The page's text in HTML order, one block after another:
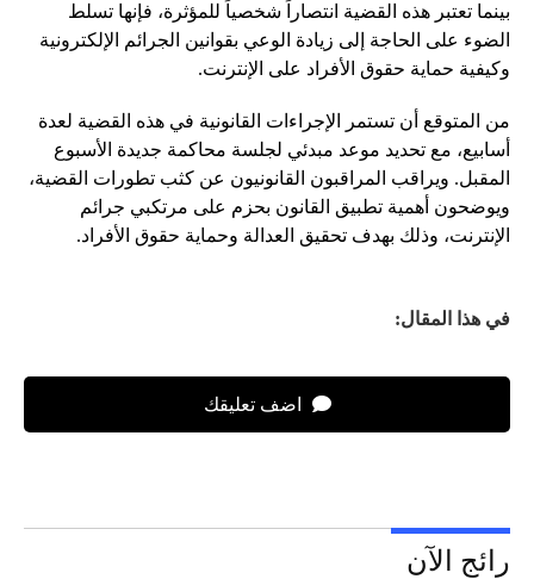
بينما تعتبر هذه القضية انتصاراً شخصياً للمؤثرة، فإنها تسلط
الضوء على الحاجة إلى زيادة الوعي بقوانين الجرائم الإلكترونية
وكيفية حماية حقوق الأفراد على الإنترنت.
من المتوقع أن تستمر الإجراءات القانونية في هذه القضية لعدة
أسابيع، مع تحديد موعد مبدئي لجلسة محاكمة جديدة الأسبوع
المقبل. ويراقب المراقبون القانونيون عن كثب تطورات القضية،
ويوضحون أهمية تطبيق القانون بحزم على مرتكبي جرائم
الإنترنت، وذلك بهدف تحقيق العدالة وحماية حقوق الأفراد.
في هذا المقال:
اضف تعليقك
رائج الآن